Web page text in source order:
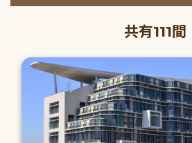
共有111間